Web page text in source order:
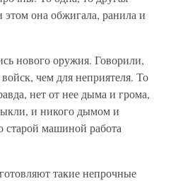
этом она обжигала, ранила и
нового оружия. Говорили,
чем для неприятеля. То
нет от нее дыма и грома,
и никого дымом и
машиной работа
такие непрочные